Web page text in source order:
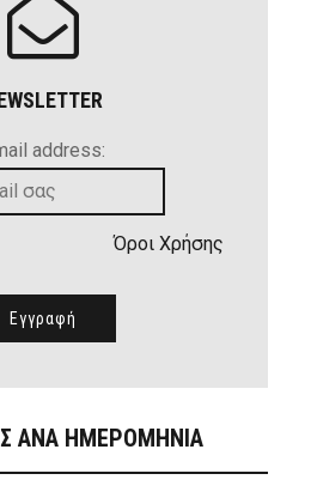
address:
Όροι Χρήσης
ΑΝΑ ΗΜΕΡΟΜΗΝΙΑ